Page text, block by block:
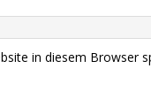
in diesem Browser